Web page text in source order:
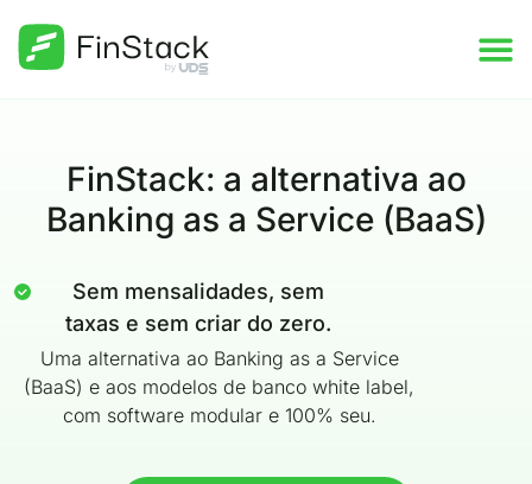
FinStack: a alternativa ao
Banking as a Service (BaaS)
Sem mensalidades, sem
taxas e sem criar do zero.
Uma alternativa ao Banking as a Service
(BaaS) e aos modelos de banco white label,
com software modular e 100% seu.